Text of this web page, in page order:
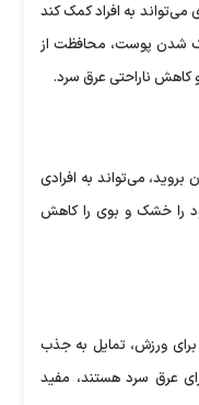
به افراد کمک کند
شدن پوست، محافظت از
کاهش ناراحتی عرق سرد.
می‌تواند به افرادی
را خشک و بوی را کاهش
ورزش، تمایل به جذب
عرق سرد هستند، مفید